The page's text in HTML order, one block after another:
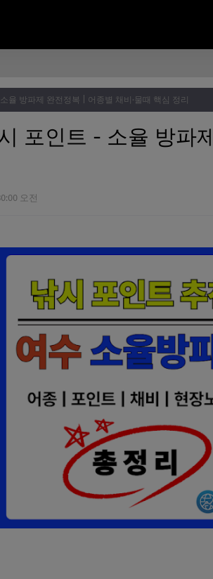
율 방파제 완전정복 | 어종별 채비·물때 핵심 정리
포인트 - 소율 방파
오전